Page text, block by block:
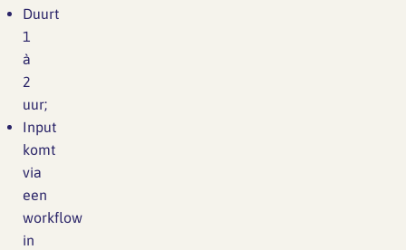
Duurt
1
à
2
uur;
Input
komt
via
een
workflow
in